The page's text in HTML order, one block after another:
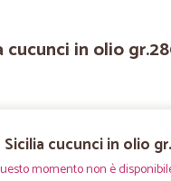
cucunci in olio
cucunci in olio
momento non è